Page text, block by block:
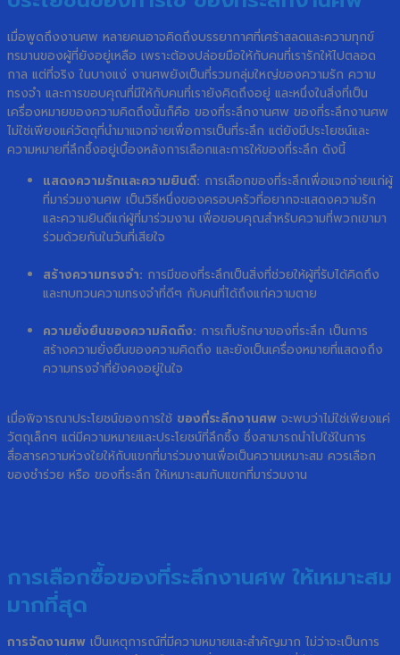
เมื่อพูดถึงงานศพ หลายคนอาจคิดถึงบรรยากาศที่เศร้าสลดและความทุกข์
ทรมานของผู้ที่ยังอยู่เหลือ เพราะต้องปล่อยมือให้กับคนที่เรารักให้ไปตลอด
กาล แต่ที่จริง ในบางแง่ งานศพยังเป็นที่รวมกลุ่มใหญ่ของความรัก ความ
ทรงจำ และการขอบคุณที่มีให้กับคนที่เรายังคิดถึงอยู่ และหนึ่งในสิ่งที่เป็น
เครื่องหมายของความคิดถึงนั้นก็คือ ของที่ระลึกงานศพ ของที่ระลึกงานศพ
ไม่ใช่เพียงแค่วัตถุที่นำมาแจกจ่ายเพื่อการเป็นที่ระลึก แต่ยังมีประโยชน์และ
ความหมายที่ลึกซึ้งอยู่เบื้องหลังการเลือกและการให้ของที่ระลึก ดังนี้
แสดงความรักและความยินดี: การเลือกของที่ระลึกเพื่อแจกจ่ายแก่ผู้
ที่มาร่วมงานศพ เป็นวิธีหนึ่งของครอบครัวที่อยากจะแสดงความรัก
และความยินดีแก่ผู้ที่มาร่วมงาน เพื่อขอบคุณสำหรับความที่พวกเขามา
ร่วมด้วยกันในวันที่เสียใจ
สร้างความทรงจำ: การมีของที่ระลึกเป็นสิ่งที่ช่วยให้ผู้ที่รับได้คิดถึง
และทบทวนความทรงจำที่ดีๆ กับคนที่ได้ถึงแก่ความตาย
ความยั่งยืนของความคิดถึง: การเก็บรักษาของที่ระลึก เป็นการ
สร้างความยั่งยืนของความคิดถึง และยังเป็นเครื่องหมายที่แสดงถึง
ความทรงจำที่ยังคงอยู่ในใจ
เมื่อพิจารณาประโยชน์ของการใช้ ของที่ระลึกงานศพ จะพบว่าไม่ใช่เพียงแค่
วัตถุเล็กๆ แต่มีความหมายและประโยชน์ที่ลึกซึ้ง ซึ่งสามารถนำไปใช้ในการ
สื่อสารความห่วงใยให้กับแขกที่มาร่วมงานเพื่อเป็นความเหมาะสม ควรเลือก
ของชำร่วย หรือ ของที่ระลึก ให้เหมาะสมกับแขกที่มาร่วมงาน
การเลือกซื้อของที่ระลึกงานศพ ให้เหมาะสม
มากที่สุด
การจัดงานศพ เป็นเหตุการณ์ที่มีความหมายและสำคัญมาก ไม่ว่าจะเป็นการ